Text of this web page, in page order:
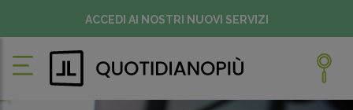
ACCEDI AI NOSTRI NUOVI SERVIZI